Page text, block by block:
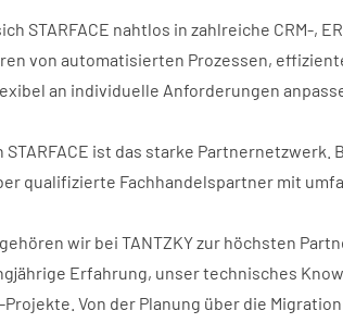
STARFACE nahtlos in zahlreiche CRM-,
von automatisierten Prozessen,
an individuelle Anforderungen
ist das starke Partnernetzwerk.
qualifizierte Fachhandelspartner mit
gehören wir bei TANTZKY zur höchsten
Erfahrung, unser technisches
Projekte. Von der Planung über die